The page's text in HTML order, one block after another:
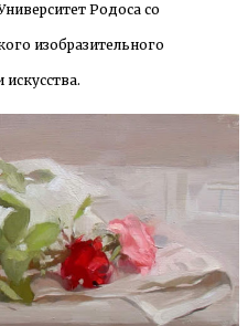
Родоса со
изобразительного